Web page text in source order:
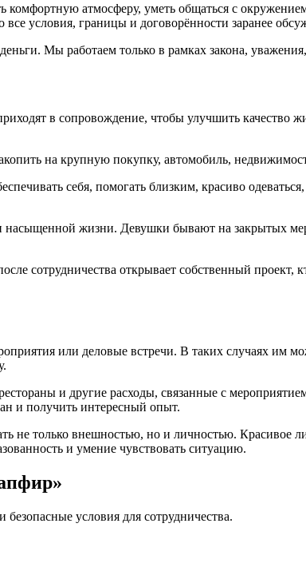
комфортную атмосферу, уметь общаться с
условия, границы и договорённости заранее
Мы работаем только в рамках закона,
в сопровождение, чтобы улучшить качество
на крупную покупку, автомобиль,
себя, помогать близким, красиво
насыщенной жизни. Девушки бывают на закрытых
сотрудничества открывает собственный проект,
или деловые встречи. В таких случаях им
и другие расходы, связанные с
и получить интересный опыт.
не только внешностью, но и личностью.
и умение чувствовать ситуацию.
условия для сотрудничества.